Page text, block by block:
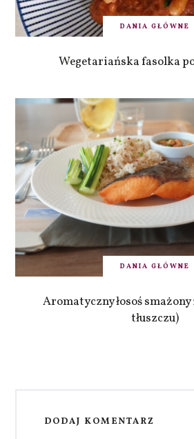
DANIA GŁÓWNE
Wegetariańska fasolka
DANIA GŁÓWNE
Aromatyczny łosoś
tłuszczu)
DODAJ KOMENTARZ